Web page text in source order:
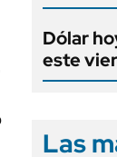
Dólar
este
Las